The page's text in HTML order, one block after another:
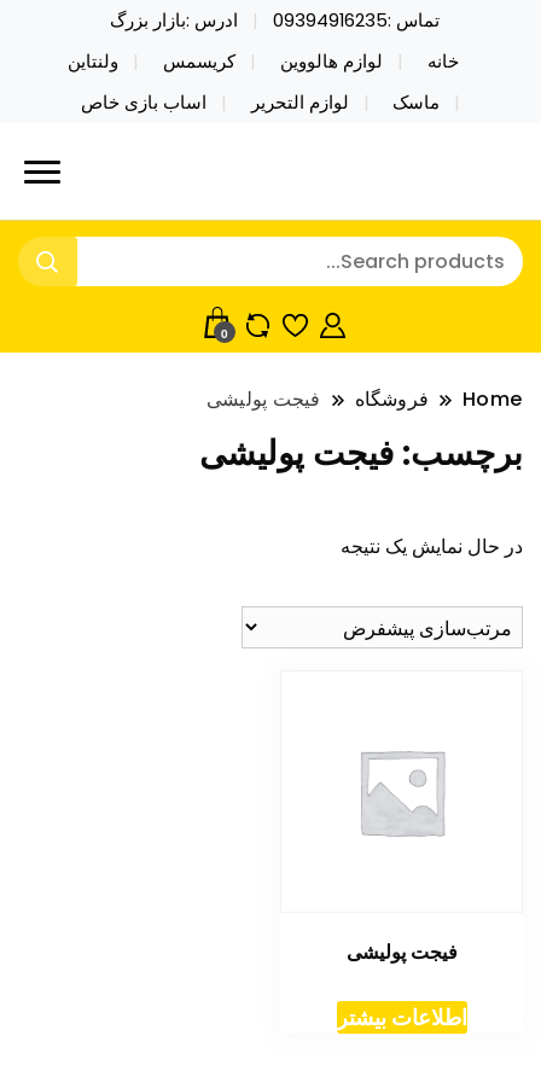
تماس :09394916235
ادرس :بازار بزرگ
خانه
لوازم هالووین کریسمس
ولنتاین
ماسک
لوازم التحریر اساب بازی خاص
نایکر توی فروش عمده لوازم هالووین
ولن تاین کادویی کریسمس اکسسوری
خرید محصولات خاص فیجت اسباب بازی تراول ماگ نایکر
توی فروش عمده لوازم هالووین ولن تاین کادویی
کریسمس اکسسوری ماسک در واردات مستقیم
0
Home فروشگاه فیجت پولیشی
برچسب: فیجت پولیشی
در حال نمایش یک نتیجه
فیجت پولیشی
اطلاعات بیشتر